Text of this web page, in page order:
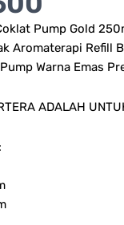
Pump Gold
Aromaterapi Refill
Warna Emas
ADALAH